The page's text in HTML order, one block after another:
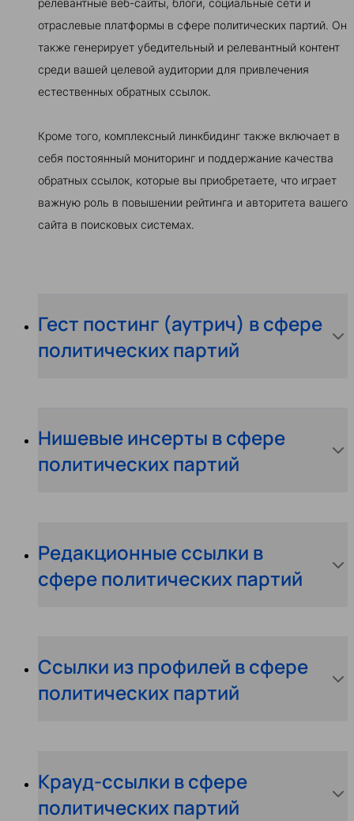
релевантные веб-сайты, блоги, социальные сети и
отраслевые платформы в сфере политических партий. Он
также генерирует убедительный и релевантный контент
среди вашей целевой аудитории для привлечения
естественных обратных ссылок.
Кроме того, комплексный линкбидинг также включает в
себя постоянный мониторинг и поддержание качества
обратных ссылок, которые вы приобретаете, что играет
важную роль в повышении рейтинга и авторитета вашего
сайта в поисковых системах.
Гест постинг (аутрич) в сфере
политических партий
Нишевые инсерты в сфере
политических партий
Редакционные ссылки в
сфере политических партий
Ссылки из профилей в сфере
политических партий
Крауд-ссылки в сфере
политических партий